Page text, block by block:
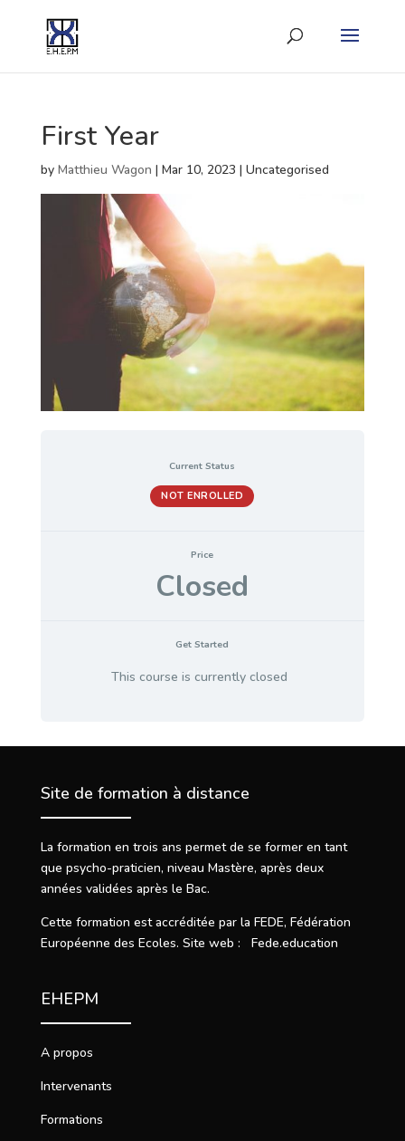
First Year
by Matthieu Wagon | Mar 10, 2023 | Uncategorised
Current Status
NOT ENROLLED
Price
Closed
Get Started
This course is currently closed
Site de formation à distance
La formation en trois ans permet de se former en tant
que psycho-praticien, niveau Mastère, après deux
années validées après le Bac.
Cette formation est accréditée par la FEDE, Fédération
Européenne des Ecoles. Site web : Fede.education
EHEPM
A propos
Intervenants
Formations